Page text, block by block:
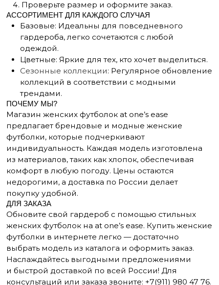
недорогими, а доставка по России делает
покупку удобной.
ДЛЯ ЗАКАЗА
Обновите свой гардероб с помощью стильных
женских футболок на at one’s ease. Купить женские
футболки в интернете легко — достаточно
выбрать модель из каталога и оформить заказ.
Наслаждайтесь выгодными предложениями
и быстрой доставкой по всей России! Для
консультаций или заказа звоните:+7(911) 980 47 76
Футболки Поло Топы Юбки
Платья Брюки
Водолазки ДжемпераПуловеры
Пиджаки
Жакеты
Кардиганы Костюмы
Комплекты
Аксессуары
КАТАЛОГ
О бренде
FAQ
Политика конфиденциальности
ПОМОЩЬ